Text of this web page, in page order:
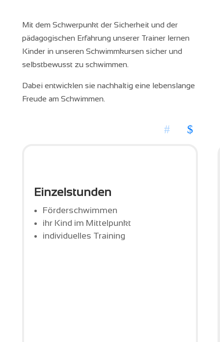
Mit dem Schwerpunkt der Sicherheit und der
pädagogischen Erfahrung unserer Trainer lernen
Kinder in unseren Schwimmkursen sicher und
selbstbewusst zu schwimmen.
Dabei entwicklen sie nachhaltig eine lebenslange
Freude am Schwimmen.
Einzelstunden
Förderschwimmen
ihr Kind im Mittelpunkt
individuelles Training